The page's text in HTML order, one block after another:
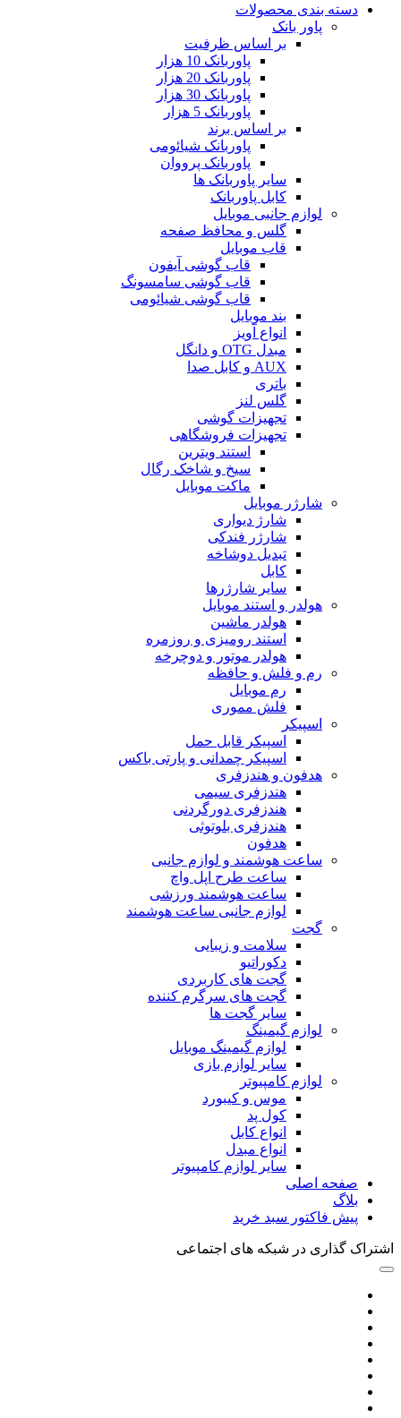
دسته بندی محصولات
پاور بانک
بر اساس ظرفیت
پاوربانک 10 هزار
پاوربانک 20 هزار
پاوربانک 30 هزار
پاوربانک 5 هزار
بر اساس برند
پاوربانک شیائومی
پاوربانک پرووان
سایر پاوربانک ها
کابل پاوربانک
لوازم جانبی موبایل
گلس و محافظ صفحه
قاب موبایل
قاب گوشی آیفون
قاب گوشی سامسونگ
قاب گوشی شیائومی
بند موبایل
انواع آویز
مبدل OTG و دانگل
AUX و کابل صدا
باتری
گلس لنز
تجهیزات گوشی
تجهیزات فروشگاهی
استند ویترین
سیخ و شاخک رگال
ماکت موبایل
شارژر موبایل
شارژ دیواری
شارژر فندکی
تبدیل دوشاخه
کابل
سایر شارژرها
هولدر و استند موبایل
هولدر ماشین
استند رومیزی و روزمره
هولدر موتور و دوچرخه
رم و فلش و حافظه
رم موبایل
فلش مموری
اسپیکر
اسپیکر قابل حمل
اسپیکر چمدانی و پارتی باکس
هدفون و هندزفری
هندزفری سیمی
هندزفری دورگردنی
هندزفری بلوتوثی
هدفون
ساعت هوشمند و لوازم جانبی
ساعت طرح اپل واچ
ساعت هوشمند ورزشی
لوازم جانبی ساعت هوشمند
گجت
سلامت و زیبایی
دکوراتیو
گجت های کاربردی
گجت های سرگرم کننده
سایر گجت ها
لوازم گیمینگ
لوازم گیمینگ موبایل
سایر لوازم بازی
لوازم کامپیوتر
موس و کیبورد
کول پد
انواع کابل
انواع مبدل
سایر لوازم کامپیوتر
صفحه اصلی
بلاگ
پیش فاکتور سبد خرید
اشتراک گذاری در شبکه های اجتماعی